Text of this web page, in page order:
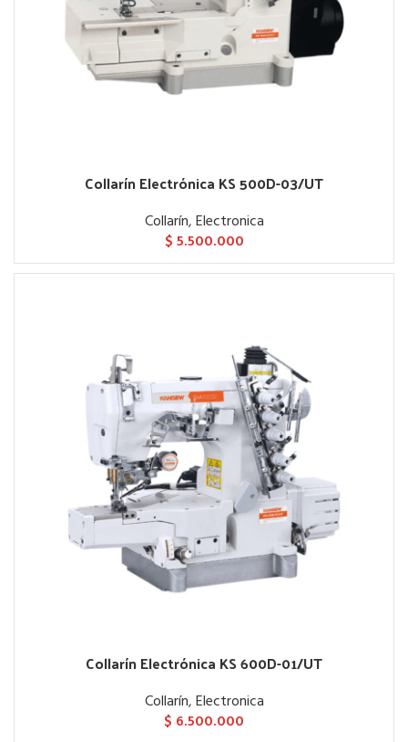
Collarín Electrónica KS 500D-03/UT
Collarín,Electronica
$5.500.000
Collarín Electrónica KS 600D-01/UT
Collarín,Electronica
$ 6.500.000